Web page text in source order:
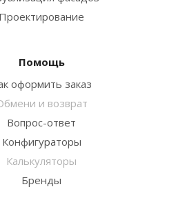
Проектирование
Помощь
оформить заказ
и возврат
Вопрос-ответ
Конфигураторы
Калькуляторы
Бренды